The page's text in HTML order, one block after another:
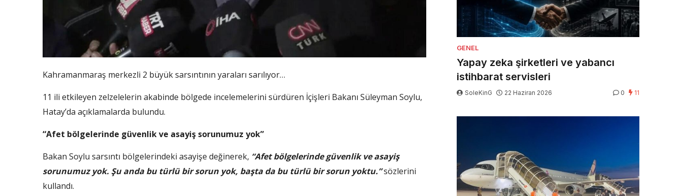
Kahramanmaraş merkezli 2 büyük sarsıntının yaraları sarılıyor…
11 ili etkileyen zelzelelerin akabinde bölgede incelemelerini sürdüren İçişleri Bakanı Süleyman Soylu,
Hatay’da açıklamalarda bulundu.
“Afet bölgelerinde güvenlik ve asayiş sorunumuz yok”
Bakan Soylu sarsıntı bölgelerindeki asayişe değinerek, “Afet bölgelerinde güvenlik ve asayiş
sorunumuz yok. Şu anda bu türlü bir sorun yok, başta da bu türlü bir sorun yoktu.”sözlerini
kullandı.
GENEL
Yapay zeka şirketleri ve yabancı
istihbarat servisleri
SoleKinG 22 Haziran 2026 0 11